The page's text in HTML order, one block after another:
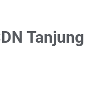
Tanjung